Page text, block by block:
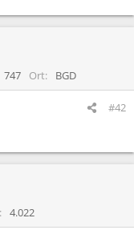
747 Ort BGD
#42
4.022